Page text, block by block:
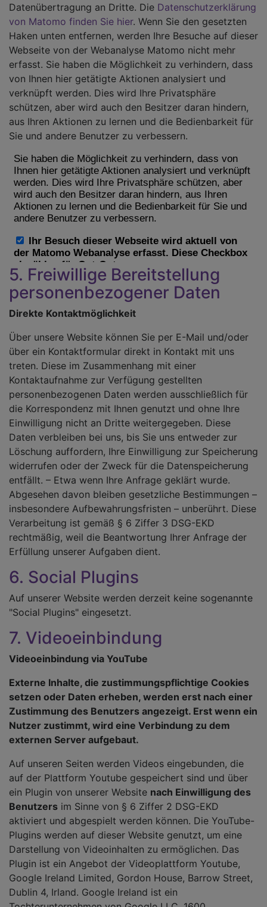
Datenübertragung an Dritte. Die Datenschutzerklärung
von Matomo finden Sie hier. Wenn Sie den gesetzten
Haken unten entfernen, werden Ihre Besuche auf dieser
Webseite von der Webanalyse Matomo nicht mehr
erfasst. Sie haben die Möglichkeit zu verhindern, dass
von Ihnen hier getätigte Aktionen analysiert und
verknüpft werden. Dies wird Ihre Privatsphäre
schützen, aber wird auch den Besitzer daran hindern,
aus Ihren Aktionen zu lernen und die Bedienbarkeit für
Sie und andere Benutzer zu verbessern.
5. Freiwillige Bereitstellung
personenbezogener Daten
Direkte Kontaktmöglichkeit
Über unsere Website können Sie per E-Mail und/oder
über ein Kontaktformular direkt in Kontakt mit uns
treten. Diese im Zusammenhang mit einer
Kontaktaufnahme zur Verfügung gestellten
personenbezogenen Daten werden ausschließlich für
die Korrespondenz mit Ihnen genutzt und ohne Ihre
Einwilligung nicht an Dritte weitergegeben. Diese
Daten verbleiben bei uns, bis Sie uns entweder zur
Löschung auffordern, Ihre Einwilligung zur Speicherung
widerrufen oder der Zweck für die Datenspeicherung
entfällt. – Etwa wenn Ihre Anfrage geklärt wurde.
Abgesehen davon bleiben gesetzliche Bestimmungen –
insbesondere Aufbewahrungsfristen – unberührt. Diese
Verarbeitung ist gemäß § 6 Ziffer 3 DSG-EKD
rechtmäßig, weil die Beantwortung Ihrer Anfrage der
Erfüllung unserer Aufgaben dient.
6. Social Plugins
Auf unserer Website werden derzeit keine sogenannte
"Social Plugins" eingesetzt.
7. Videoeinbindung
Videoeinbindung via YouTube
Externe Inhalte, die zustimmungspflichtige Cookies
setzen oder Daten erheben, werden erst nach einer
Zustimmung des Benutzers angezeigt. Erst wenn ein
Nutzer zustimmt, wird eine Verbindung zu dem
externen Server aufgebaut.
Auf unseren Seiten werden Videos eingebunden, die
auf der Plattform Youtube gespeichert sind und über
ein Plugin von unserer Website nach Einwilligung des
Benutzers im Sinne von § 6 Ziffer 2 DSG-EKD
aktiviert und abgespielt werden können. Die YouTube-
Plugins werden auf dieser Website genutzt, um eine
Darstellung von Videoinhalten zu ermöglichen. Das
Plugin ist ein Angebot der Videoplattform Youtube,
Google Ireland Limited, Gordon House, Barrow Street,
Dublin 4, Irland. Google Ireland ist ein